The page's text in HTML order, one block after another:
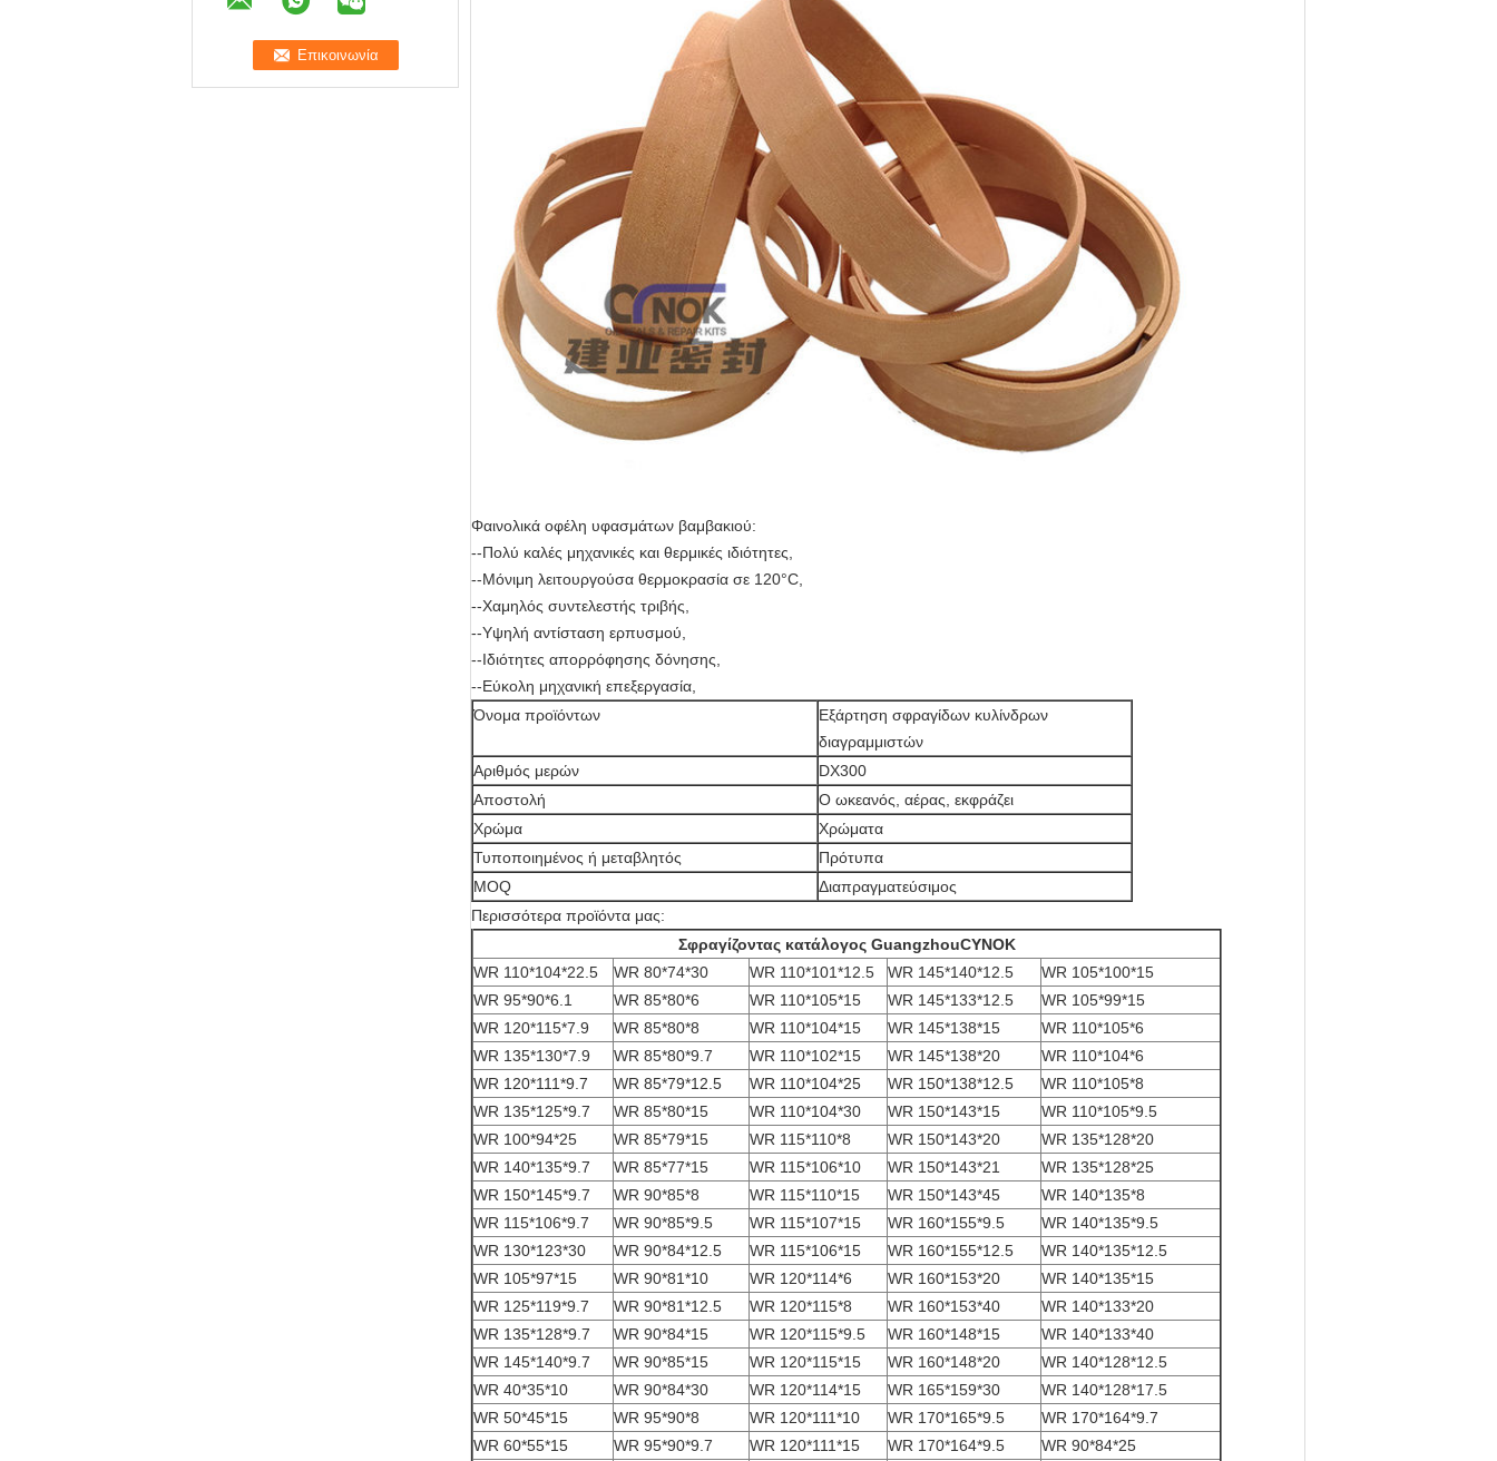
Φαινολικά οφέλη υφασμάτων βαμβακιού:
--Πολύ καλές μηχανικές και θερμικές ιδιότητες,
--Μόνιμη λειτουργούσα θερμοκρασία σε 120°C,
--Χαμηλός συντελεστής τριβής,
--Υψηλή αντίσταση ερπυσμού,
--Ιδιότητες απορρόφησης δόνησης,
--Εύκολη μηχανική επεξεργασία,
Όνομα προϊόντων
Εξάρτηση σφραγίδων κυλίνδρων
διαγραμμιστών
Αριθμός μερών
DX300
Αποστολή
Ο ωκεανός, αέρας, εκφράζει
Χρώμα
Χρώματα
Τυποποιημένος ή μεταβλητός
Πρότυπα
MOQ
Διαπραγματεύσιμος
Περισσότερα προϊόντα μας:
Σφραγίζοντας κατάλογος GuangzhouCYNOK
WR 110*104*22.5
WR 80*74*30 WR 110*101*12.5 WR 145*140*12.5
WR 105*100*15
WR 95*90*6.1
WR 85*80*6 WR 110*105*15 WR 145*133*12.5
WR 105*99*15
WR 120*115*7.9
WR 85*80*8 WR 110*104*15 WR 145*138*15
WR 110*105*6
WR 135*130*7.9
WR 85*80*9.7 WR 110*102*15 WR 145*138*20
WR 110*104*6
WR 120*111*9.7
WR 85*79*12.5 WR 110*104*25 WR 150*138*12.5
WR 110*105*8
WR 135*125*9.7
WR 85*80*15 WR 110*104*30 WR 150*143*15
WR 110*105*9.5
WR 100*94*25
WR 85*79*15 WR 115*110*8 WR 150*143*20
WR 135*128*20
WR 140*135*9.7
WR 85*77*15 WR 115*106*10 WR 150*143*21
WR 135*128*25
WR 150*145*9.7
WR 90*85*8 WR 115*110*15 WR 150*143*45
WR 140*135*8
WR 115*106*9.7
WR 90*85*9.5 WR 115*107*15 WR 160*155*9.5
WR 140*135*9.5
WR 130*123*30
WR 90*84*12.5 WR 115*106*15 WR 160*155*12.5
WR 140*135*12.5
WR 105*97*15
WR 90*81*10 WR 120*114*6 WR 160*153*20
WR 140*135*15
WR 125*119*9.7
WR 90*81*12.5 WR 120*115*8 WR 160*153*40
WR 140*133*20
WR 135*128*9.7
WR 90*84*15 WR 120*115*9.5 WR 160*148*15
WR 140*133*40
WR 145*140*9.7
WR 90*85*15 WR 120*115*15 WR 160*148*20
WR 140*128*12.5
WR 40*35*10
WR 90*84*30 WR 120*114*15 WR 165*159*30
WR 140*128*17.5
WR 50*45*15
WR 95*90*8 WR 120*111*10 WR 170*165*9.5
WR 170*164*9.7
WR 60*55*15
WR 95*90*9.7 WR 120*111*15 WR 170*164*9.5
WR 90*84*25